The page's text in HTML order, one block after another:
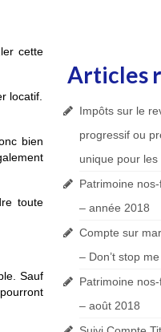
cette
locatif.
bien
toute
Sauf
Articles
Impôts sur le
progressif ou
unique pour
Patrimoine
– année 2018
Compte sur
– Don’t stop
Patrimoine
– août 2018